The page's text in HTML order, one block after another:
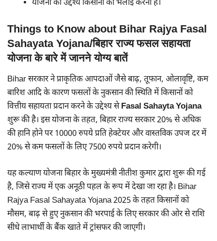
योजना का उद्देश्य किसानों की भलाई करना है।
Things to Know about Bihar Rajya Fasal
Sahayata Yojana/बिहार राज्य फसल सहायता
योजना के बारे में जानने योग्य बातें
Bihar सरकार ने प्राकृतिक आपदाओं जैसे बाढ़, तूफान, ओलावृष्टि, कम
बारिश आदि के कारण फसलों के नुकसान की स्थिति में किसानों को
वित्तीय सहायता प्रदान करने के उद्देश्य सेFasal Sahayta Yojana
शुरू की है। इस योजना के तहत, बिहार राज्य सरकार 20% से अधिक
की हानि होने पर 10000 रुपये प्रति हेक्टेयर और वास्तविक उपज दर में
20% से कम फसलों के लिए 7500 रुपये प्रदान करेगी।
यह कल्याण योजना बिहार के मुख्यमंत्री नीतीश कुमार द्वारा शुरू की गई
है, जिसे राज्य में एक अनूठी पहल के रूप में देखा जा रहा है। Bihar
Rajya Fasal Sahayata Yojana 2025 के तहत किसानों को
मौसम, बाढ़ से हुए नुकसान की भरपाई के लिए सरकार की ओर से राशि
सीधे लाभार्थी के बैंक खाते में ट्रांसफर की जाएगी।